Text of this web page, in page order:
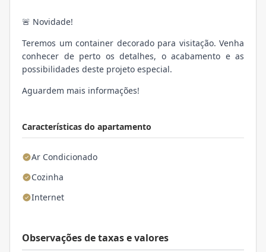
Características do apartamento
Ar Condicionado
Cozinha
Internet
🚨 Novidade!
Teremos um container decorado para visitação. Venha
conhecer de perto os detalhes, o acabamento e as
possibilidades deste projeto especial.
Aguardem mais informações!
Observações de taxas e valores